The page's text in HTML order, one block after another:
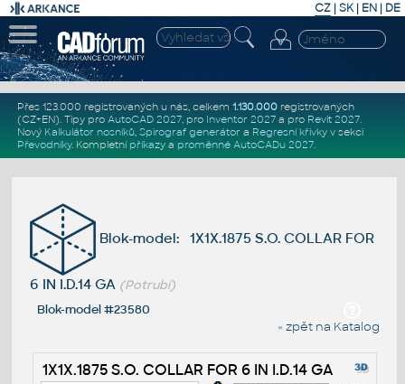
CZ | SK| EN | DE
Přes 123.000 registrovaných u nás, celkem 1.130.000registrovaných
(CZ+EN). Tipy pro AutoCAD 2027, pro Inventor 2027a pro Revit 2027.
Nový Kalkulátor nosníků, Spirograf generátor a Regresní křivkyv sekci
Převodníky. Kompletní příkazya proměnné AutoCADu 2027.
Blok-model: 1X1X.1875 S.O. COLLAR FOR
6 IN I.D.14 GA (Potrubí)
Blok-model #23580
« zpět na Katalog
1X1X.1875 S.O. COLLAR FOR 6 IN I.D.14 GA